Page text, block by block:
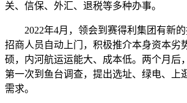
关、信保、外汇、退税等多种办事。
2022年4月，领会到赛得利集团有新的
招商人员自动上门，积极推介本身资本
硕，内河航运运能大、成本低。两个月后
第一次到鱼台调查，提出选址、绿电、上
需求。